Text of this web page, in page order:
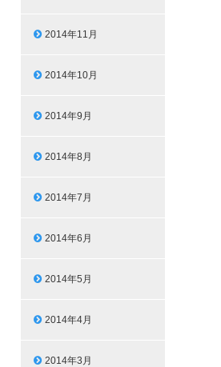
2014年11月
2014年10月
2014年9月
2014年8月
2014年7月
2014年6月
2014年5月
2014年4月
2014年3月